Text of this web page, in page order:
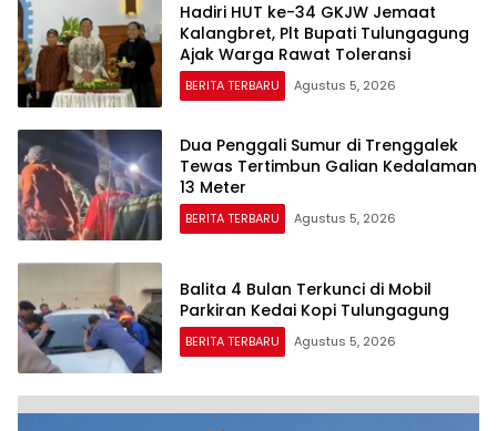
Hadiri HUT ke-34 GKJW Jemaat
Kalangbret, Plt Bupati Tulungagung
Ajak Warga Rawat Toleransi
BERITA TERBARU Agustus 5, 2026
Dua Penggali Sumur di Trenggalek
Tewas Tertimbun Galian Kedalaman
13 Meter
BERITA TERBARU Agustus 5, 2026
Balita 4 Bulan Terkunci di Mobil
Parkiran Kedai Kopi Tulungagung
BERITA TERBARU Agustus 5, 2026